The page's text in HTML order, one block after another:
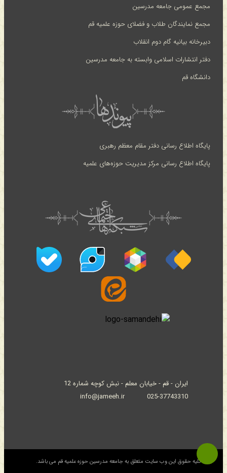
مجمع عمومی جامعه مدرسین
مجمع نمایندگان طلاب و فضلای حوزه علمیه قم
دبیرخانه بیانیه گام دوم انقلاب
دفتر انتشارات اسلامی وابسته به جامعه مدرسین
دانشگاه قم
پایگاه اطلاع رسانی دفتر مقام معظم رهبری
پایگاه اطلاع رسانی مرکز مدیریت حوزه‌های علمیه
ایران - قم - خیابان معلم - نبش کوچه شماره 12
025-37743310
info@jameeh.ir
© کلیه حقوق این وب سایت متعلق به جامعه مدرسین حوزه علمیه قم می باشد.